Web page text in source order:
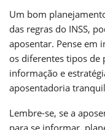
Um bom
das regras do INSS,
aposentar. Pense em
os diferentes tipos de
informação e
aposentadoria
Lembre-se, se a
para se informar,